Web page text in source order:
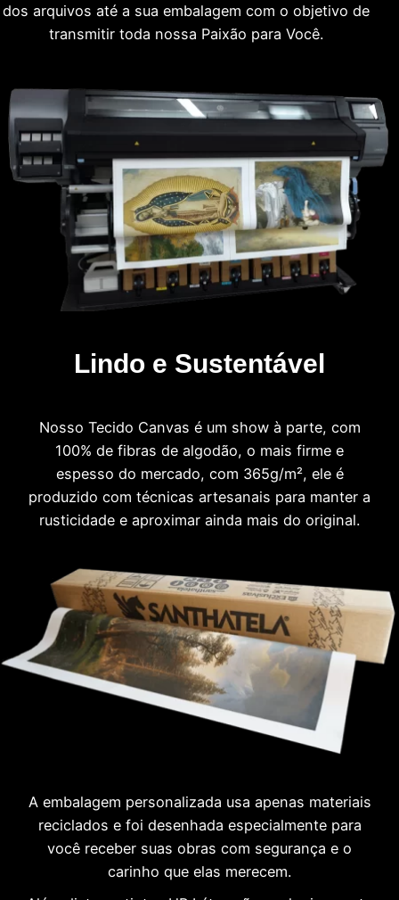
dos arquivos até a sua embalagem com o objetivo de
transmitir toda nossa Paixão para Você.
Lindo e Sustentável
Nosso Tecido Canvas é um show à parte, com
100% de fibras de algodão, o mais firme e
espesso do mercado, com 365g/m², ele é
produzido com técnicas artesanais para manter a
rusticidade e aproximar ainda mais do original.
A embalagem personalizada usa apenas materiais
reciclados e foi desenhada especialmente para
você receber suas obras com segurança e o
carinho que elas merecem.